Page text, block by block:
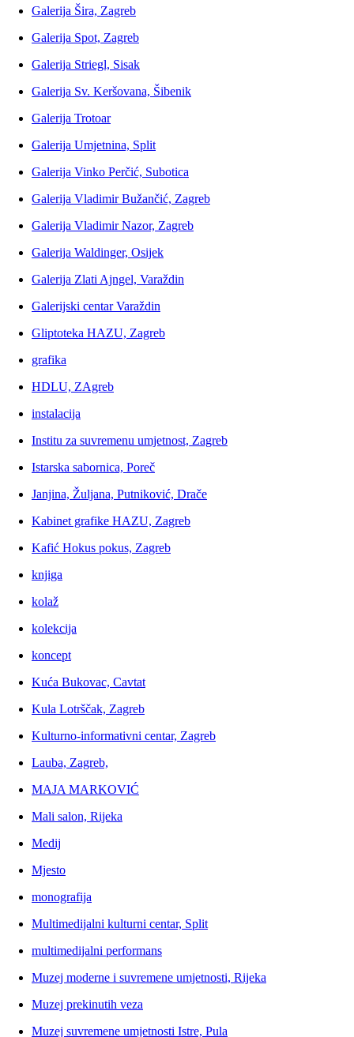
Galerija Šira, Zagreb
Galerija Spot, Zagreb
Galerija Striegl, Sisak
Galerija Sv. Keršovana, Šibenik
Galerija Trotoar
Galerija Umjetnina, Split
Galerija Vinko Perčić, Subotica
Galerija Vladimir Bužančić, Zagreb
Galerija Vladimir Nazor, Zagreb
Galerija Waldinger, Osijek
Galerija Zlati Ajngel, Varaždin
Galerijski centar Varaždin
Gliptoteka HAZU, Zagreb
grafika
HDLU, ZAgreb
instalacija
Institu za suvremenu umjetnost, Zagreb
Istarska sabornica, Poreč
Janjina, Žuljana, Putniković, Drače
Kabinet grafike HAZU, Zagreb
Kafić Hokus pokus, Zagreb
knjiga
kolaž
kolekcija
koncept
Kuća Bukovac, Cavtat
Kula Lotrščak, Zagreb
Kulturno-informativni centar, Zagreb
Lauba, Zagreb,
MAJA MARKOVIĆ
Mali salon, Rijeka
Medij
Mjesto
monografija
Multimedijalni kulturni centar, Split
multimedijalni performans
Muzej moderne i suvremene umjetnosti, Rijeka
Muzej prekinutih veza
Muzej suvremene umjetnosti Istre, Pula